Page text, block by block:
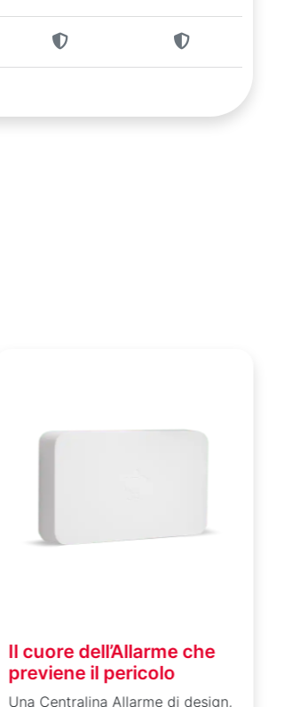
A ZeroVision® basta poco tempo
solo in caso di reale intrusione. È
certificato atossico per persone e